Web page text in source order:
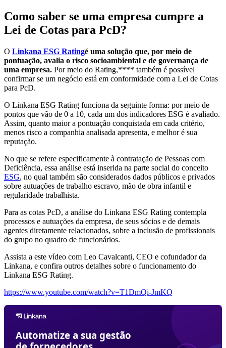
Como saber se uma empresa cumpre a
Lei de Cotas para PcD?
O Linkana ESG Ratingé uma solução que, por meio de
pontuação, avalia o risco socioambiental e de governança de
uma empresa. Por meio do Rating,**** também é possível
confirmar se um negócio está em conformidade com a Lei de Cotas
para PcD.
O Linkana ESG Rating funciona da seguinte forma: por meio de
pontos que vão de 0 a 10, cada um dos indicadores ESG é avaliado.
Assim, quanto maior a pontuação conquistada em cada critério,
menos risco a companhia analisada apresenta, e melhor é sua
reputação.
No que se refere especificamente à contratação de Pessoas com
Deficiência, essa análise está inserida na parte social do conceito
ESG, no qual também são considerados dados públicos e privados
sobre autuações de trabalho escravo, mão de obra infantil e
regularidade trabalhista.
Para as cotas PcD, a análise do Linkana ESG Rating contempla
processos e autuações da empresa, de seus sócios e de demais
agentes diretamente relacionados, sobre a inclusão de profissionais
do grupo no quadro de funcionários.
Assista a este vídeo com Leo Cavalcanti, CEO e cofundador da
Linkana, e confira outros detalhes sobre o funcionamento do
Linkana ESG Rating.
https://www.youtube.com/watch?v=T1DmQi-JmKQ